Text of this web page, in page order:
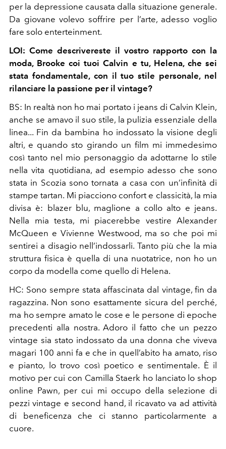
per la depressione causata dalla situazione generale.
Da giovane volevo soffrire per l’arte, adesso voglio
fare solo enterteinment.
LOI: Come descrivereste il vostro rapporto con la
moda, Brooke coi tuoi Calvin e tu, Helena, che sei
stata fondamentale, con il tuo stile personale, nel
rilanciare la passione per il vintage?
BS: In realtà non ho mai portato i jeans di Calvin Klein,
anche se amavo il suo stile, la pulizia essenziale della
linea... Fin da bambina ho indossato la visione degli
altri, e quando sto girando un film mi immedesimo
così tanto nel mio personaggio da adottarne lo stile
nella vita quotidiana, ad esempio adesso che sono
stata in Scozia sono tornata a casa con un’infinità di
stampe tartan. Mi piacciono confort e classicità, la mia
divisa è: blazer blu, maglione a collo alto e jeans.
Nella mia testa, mi piacerebbe vestire Alexander
McQueen e Vivienne Westwood, ma so che poi mi
sentirei a disagio nell’indossarli. Tanto più che la mia
struttura fisica è quella di una nuotatrice, non ho un
corpo da modella come quello di Helena.
HC: Sono sempre stata affascinata dal vintage, fin da
ragazzina. Non sono esattamente sicura del perché,
ma ho sempre amato le cose e le persone di epoche
precedenti alla nostra. Adoro il fatto che un pezzo
vintage sia stato indossato da una donna che viveva
magari 100 anni fa e che in quell’abito ha amato, riso
e pianto, lo trovo così poetico e sentimentale. È il
motivo per cui con Camilla Staerk ho lanciato lo shop
online Pawn, per cui mi occupo della selezione di
pezzi vintage e second hand, il ricavato va ad attività
di beneficenza che ci stanno particolarmente a
cuore.